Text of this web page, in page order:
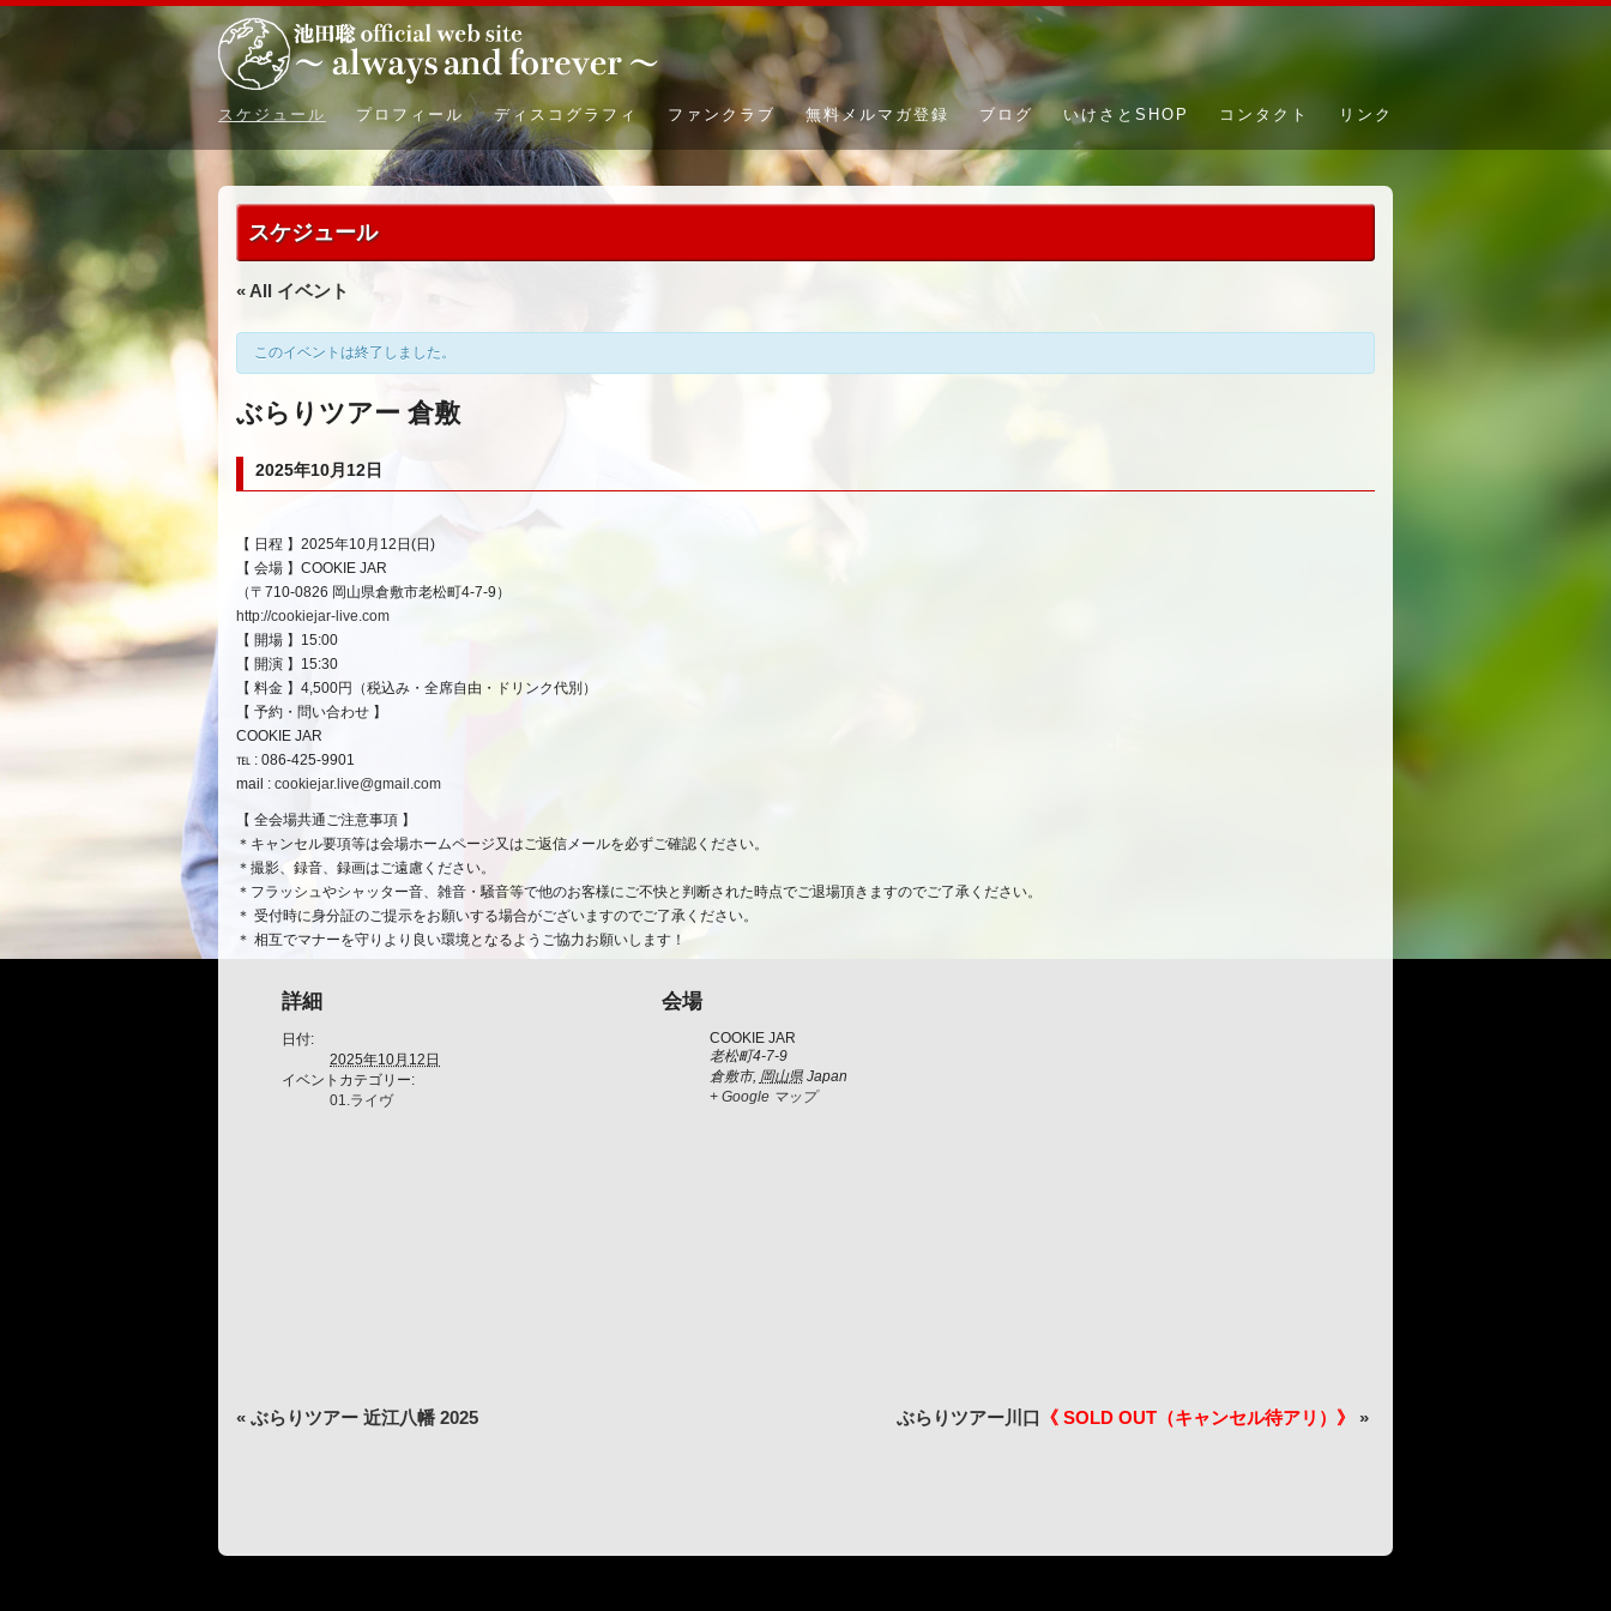
スケジュール プロフィール ディスコグラフィ ファンクラブ 無料メルマガ登録 ブログ いけさとSHOP コンタクト リンク
スケジュール
« All イベント
このイベントは終了しました。
ぶらりツアー 倉敷
2025年10月12日
イ
ベ
ン
ト
ナ
ビ
ゲ
ー
シ
ョ
ン
【 日程 】2025年10月12日(日)
【 会場 】COOKIE JAR
（〒710-0826 岡山県倉敷市老松町4‐7‐9）
http://cookiejar-live.com
【 開場 】15:00
【 開演 】15:30
【 料金 】4,500円（税込み・全席自由・ドリンク代別）
【 予約・問い合わせ 】
COOKIE JAR
℡ : 086-425-9901
mail : cookiejar.live@gmail.com
【 全会場共通ご注意事項 】
＊キャンセル要項等は会場ホームページ又はご返信メールを必ずご確認ください。
＊撮影、録音、録画はご遠慮ください。
＊フラッシュやシャッター音、雑音・騒音等で他のお客様にご不快と判断された時点でご退場頂きますのでご了承ください。
＊ 受付時に身分証のご提示をお願いする場合がございますのでご了承ください。
＊ 相互でマナーを守りより良い環境となるようご協力お願いします！
詳細
日付:
2025年10月12日
イベントカテゴリー:
01.ライヴ
会場
COOKIE JAR
老松町4‐7‐9
倉敷市, 岡山県 Japan
+ Google マップ
イ
ゲ
« ぶらりツアー 近江八幡 2025 ぶらりツアー川口 《 SOLD OUT（キャンセル待アリ）》 »